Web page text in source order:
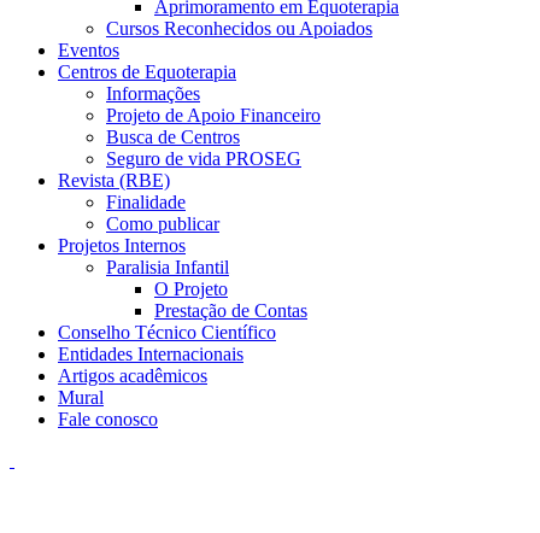
Aprimoramento em Equoterapia
Cursos Reconhecidos ou Apoiados
Eventos
Centros de Equoterapia
Informações
Projeto de Apoio Financeiro
Busca de Centros
Seguro de vida PROSEG
Revista (RBE)
Finalidade
Como publicar
Projetos Internos
Paralisia Infantil
O Projeto
Prestação de Contas
Conselho Técnico Científico
Entidades Internacionais
Artigos acadêmicos
Mural
Fale conosco